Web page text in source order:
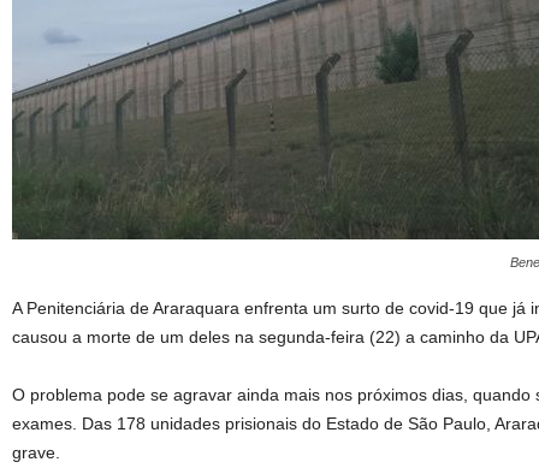
A Penitenciária de Araraquara enfrenta um surto de covid-19 que já
causou a morte de um deles na segunda-feira (22) a caminho da
O problema pode se agravar ainda mais nos próximos dias,
exames. Das 178 unidades prisionais do Estado de São Paulo,
grave.